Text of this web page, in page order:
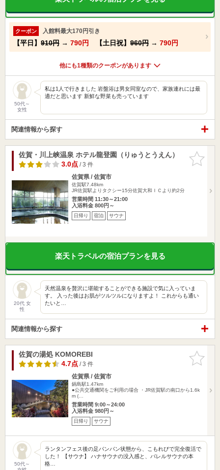
クーポン 入館料最大170円引き
【平日】 910円 → 790円 【土日祝】 960円 → 790円
他にも1種類のクーポンがあります
50代～
女性
私は1人で行きました 岩盤浴は男女同室なので、家族連れには最
適だと思います 新鮮な野菜も売っています
関連情報から探す
お気に入
りに追加
佐賀・川上峡温泉 ホテル龍登園（りゅうとうえん）
3.0点/ 3 件
佐賀県 / 佐賀市
佐賀駅7.48km
JR佐賀駅よりタクシー15分佐賀大和ＩＣより約2分
営業時間 11:30～21:00
入浴料金 800円～
日帰り 宿泊 サウナ
楽天トラベルの宿泊プランを見る
20代 女
性
天然温泉を贅沢に堪能することができる施設で気に入っていま
す。 入った後はお肌がツルツルになりますよ！ これからも通い
たいと…
関連情報から探す
お気に入
りに追加
佐賀の湯処 KOMOREBI
4.7点/ 3 件
佐賀県 / 佐賀市
鍋島駅1.47km
●公共交通機関をご利用の場合 ・JR佐賀駅の南口から1.6k
m (…
営業時間 9:00～24:00
入浴料金 980円～
日帰り サウナ
50代～
ランタンフェス後の足パンパン状態から、こもれびで完全復活で
した！ 【サウナ】 ハナサウナの没入感と、バレルサウナの本
格…